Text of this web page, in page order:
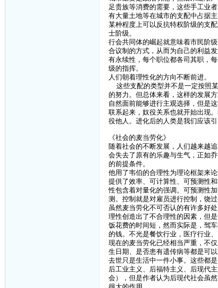
足贵族等消费的需要，这些手工业
有大量土地等在城市的支配中占据
某种程度上可以反抗特权阶级的支
士阶级。
行会共同体的崛起就意味着市民阶
合议制的方式，从而为自己的利益
有永续性，每个职位都各司其职，
级的指挥。
人们朝着理性化的方向不断前进。
这些支配的类型并不是一定按照
的努力。但总体来看，这样的发展
自然面前能够进行主观选择，但是
联系起来，奴役关系也就开始出现
役他人。进化后的人类是我们应该
《社会的麦当劳化》
随着社会的不断发展，人们越来越
会失去了原有的乐趣与生气，正如
的前提条件。
他用了韦伯的合理性为理论框架来
提供了效率、可计算性、可预测性
性包含着对量化的强调。可预测性
测。控制就是对雇员进行控制，饶
虽然麦当劳化不可否认的有许多好
理性创造出了不合理性的因素，但
饭花费的时间短，然而实际是，驾
的钱。不光是餐饮行业，医疗行业
现在的麦当劳化已经相当严重，不
生日期、是否患有遗传病等都是可
去世只是生活中一件小事。这些都
后工业主义、后福特主义、后现代
会），但是作者认为后现代社会虽
很大的作用。